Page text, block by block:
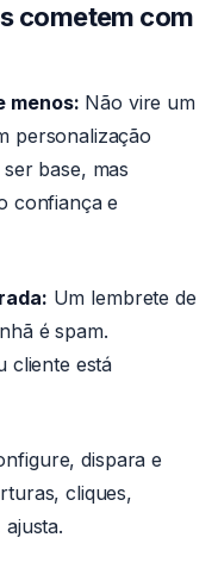
cometem com
menos: Não vire um
personalização
base, mas
confiança e
Um lembrete de
é spam.
cliente está
dispara e
cliques,